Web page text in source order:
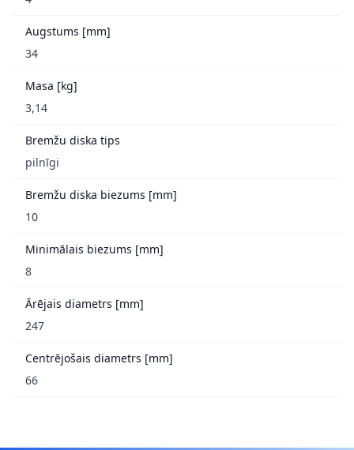
Augstums [mm]
34
Masa [kg]
3,14
Bremžu diska tips
pilnīgi
Bremžu diska biezums [mm]
10
Minimālais biezums [mm]
8
Ārējais diametrs [mm]
247
Centrējošais diametrs [mm]
66